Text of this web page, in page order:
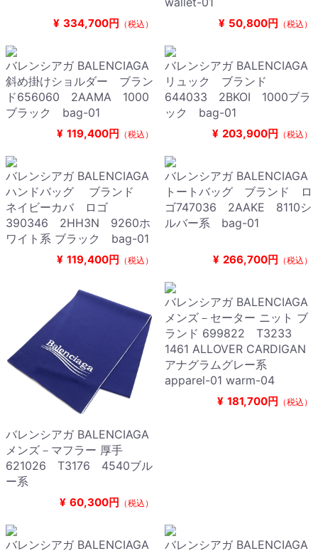
¥ 334,700円 （税込） ¥ 50,800円 （税込）
バレンシアガ BALENCIAGA
斜め掛けショルダー ブラン
ド656060 2AAMA 1000
ブラック bag-01
¥ 119,400円 （税込）
バレンシアガ BALENCIAGA
リュック ブランド
644033 2BKOI 1000ブラ
ック bag-01
¥ 203,900円 （税込）
バレンシアガ BALENCIAGA
ハンドバッグ ブランド
ネイビーカバ ロゴ
390346 2HH3N 9260ホ
ワイト系 ブラック bag-01
¥ 119,400円 （税込）
バレンシアガ BALENCIAGA
トートバッグ ブランド ロ
ゴ747036 2AAKE 8110シ
ルバー系 bag-01
¥ 266,700円 （税込）
バレンシアガ BALENCIAGA
メンズ－マフラー 厚手
621026 T3176 4540ブル
ー系
¥ 60,300円 （税込）
バレンシアガ BALENCIAGA
メンズ－セーター ニット ブ
ランド 699822 T3233
1461 ALLOVER CARDIGAN
アナグラムグレー系
apparel-01 warm-04
¥ 181,700円 （税込）
バレンシアガ BALENCIAGA バレンシアガ BALENCIAGA